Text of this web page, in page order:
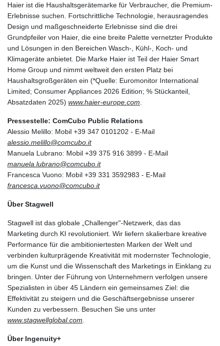
Haier ist die Haushaltsgerätemarke für Verbraucher, die Premium-
Erlebnisse suchen. Fortschrittliche Technologie, herausragendes
Design und maßgeschneiderte Erlebnisse sind die drei
Grundpfeiler von Haier, die eine breite Palette vernetzter Produkte
und Lösungen in den Bereichen Wasch-, Kühl-, Koch- und
Klimageräte anbietet. Die Marke Haier ist Teil der Haier Smart
Home Group und nimmt weltweit den ersten Platz bei
Haushaltsgroßgeräten ein (*Quelle: Euromonitor International
Limited; Consumer Appliances 2026 Edition; % Stückanteil,
Absatzdaten 2025) www.haier-europe.com
Pressestelle: ComCubo Public Relations
Alessio Melillo: Mobil +39 347 0101202 - E-Mail
alessio.melillo@comcubo.it
Manuela Lubrano: Mobil +39 375 916 3899 - E-Mail
manuela.lubrano@comcubo.it
Francesca Vuono: Mobil +39 331 3592983 - E-Mail
francesca.vuono@comcubo.it
Über Stagwell
Stagwell ist das globale „Challenger"-Netzwerk, das das
Marketing durch KI revolutioniert. Wir liefern skalierbare kreative
Performance für die ambitioniertesten Marken der Welt und
verbinden kulturprägende Kreativität mit modernster Technologie,
um die Kunst und die Wissenschaft des Marketings in Einklang zu
bringen. Unter der Führung von Unternehmern verfolgen unsere
Spezialisten in über 45 Ländern ein gemeinsames Ziel: die
Effektivität zu steigern und die Geschäftsergebnisse unserer
Kunden zu verbessern. Besuchen Sie uns unter
www.stagwellglobal.com
Über Ingenuity+